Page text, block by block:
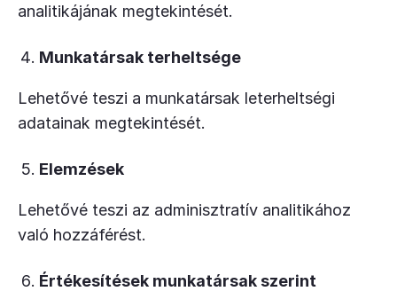
analitikájának megtekintését.
Munkatársak terheltsége
Lehetővé teszi a munkatársak leterheltségi
adatainak megtekintését.
Elemzések
Lehetővé teszi az adminisztratív analitikához
való hozzáférést.
Értékesítések munkatársak szerint